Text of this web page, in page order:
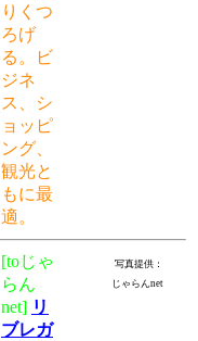
りくつ
ろげ
る。ビ
ジネ
ス、シ
ョッピ
ング、
観光と
もに最
適。
[toじゃ
らん
net] リ
ブレガ
写真提供：
じゃらんnet